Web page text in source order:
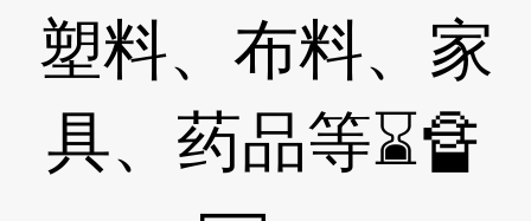
塑料、布料、家
具、药品等⌛🔏